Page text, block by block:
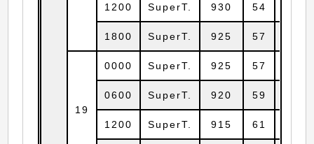
1200 SuperT. 930 54
1800 SuperT. 925 57
19
0000 SuperT. 925 57
0600 SuperT. 920 59
1200 SuperT. 915 61